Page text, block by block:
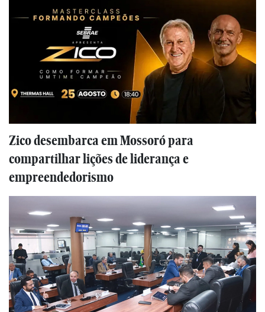
Zico desembarca em Mossoró para
compartilhar lições de liderança e
empreendedorismo